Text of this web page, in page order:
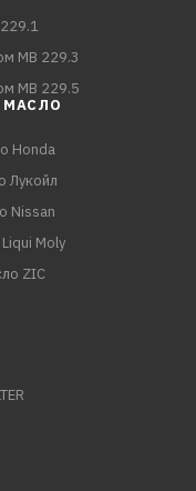
MB 229.3
MB 229.5
МАСЛО
Honda
Лукойл
Nissan
Moly
ZIC